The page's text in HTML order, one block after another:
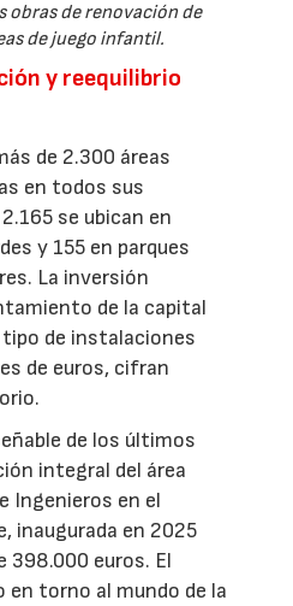
obras de renovación de
de juego infantil.
y reequilibrio
de 2.300 áreas
en todos sus
se ubican en
y 155 en parques
La inversión
de la capital
de instalaciones
de euros, cifran
de los últimos
integral del área
Ingenieros en el
inaugurada en 2025
398.000 euros. El
torno al mundo de la